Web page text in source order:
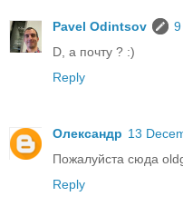
Pavel Odintsov
D, а почту ? :)
Reply
Олександр 13
Пожалуйста сюда
Reply